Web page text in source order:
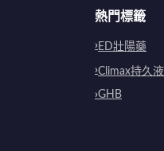
熱門標籤
ED壯陽藥
Climax持久液
GHB